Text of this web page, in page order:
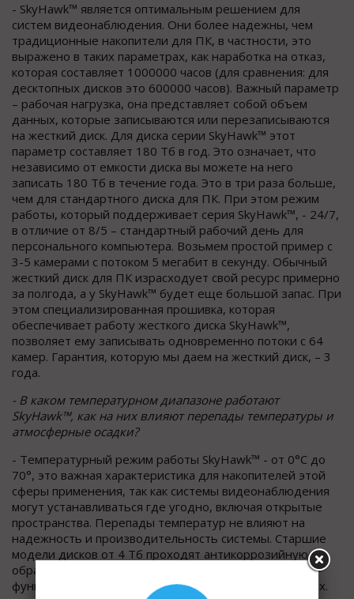
- SkyHawk™ является оптимальным решением для
систем видеонаблюдения. Они более надежны, чем
традиционные накопители для ПК, в частности, это
выражено в таких параметрах, как наработка на отказ,
которая составляет 1000000 часов (для сравнения: для
десктопных дисков это 600000 часов). Важный параметр
– рабочая нагрузка, она представляет собой объем
данных, которые записываются или перезаписываются
на жесткий диск. Для диска серии SkyHawk™ этот
параметр составляет 180 Тб в год. Это означает, что
независимо от емкости диска вы можете на него
записать 180 Тб в течение года. Это в три раза больше,
чем для стандартного диска для ПК. При этом режим
работы, который поддерживает серия SkyHawk™, - 24/7,
в отличие от 8/5 – стандартный рабочий день для
персонального компьютера. Возьмем простой пример с
3-5 камерами с потоком 5 мегабит в секунду. Обычный
жесткий диск для ПК израсходует свой ресурс примерно
за полгода, а у SkyHawk™ будет еще большой запас. При
этом специализированная прошивка, которая
обеспечивает работу жесткого диска SkyHawk™,
позволяет ему записывать одновременно потоки с 64
камер. Гарантия, которую мы даем на жесткий диск, – 3
года.
- В каком температурном диапазоне работают
SkyHawk™, как на них влияют перепады температуры и
атмосферные осадки?
- Температурный режим работы SkyHawk™ - от 0°С до
70°, это важная характеристика для накопителей этой
сферы применения, так как системы видеонаблюдения
могут устанавливаться где угодно, включая открытые
пространства. Перепады температур не влияют на
надежность и производительность системы. Старшие
модели дисков от 4 Тб проходят антикоррозийную
обработку, которая обеспечивает более надежное
функционирование в жестких климатических условиях.